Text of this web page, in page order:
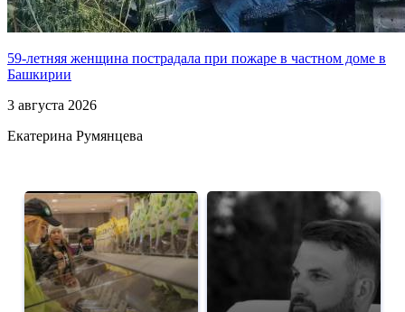
59-летняя женщина пострадала при пожаре в частном доме в
Башкирии
3 августа 2026
Екатерина Румянцева